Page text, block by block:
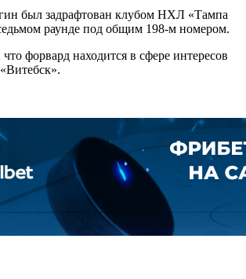
был задрафтован клубом НХЛ «Тампа
раунде под общим 198-м номером.
что форвард находится в сфере интересов